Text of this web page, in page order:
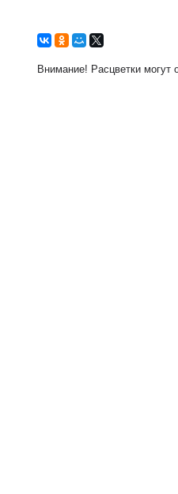
Внимание! Расцветки могут